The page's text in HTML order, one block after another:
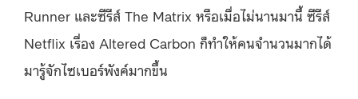
Runner และซีรีส์ The Matrix หรือเมื่อไม่นานมานี้ ซีรีส์
Netflix เรื่อง Altered Carbon ก็ทำให้คนจำนวนมากได้
มารู้จักไซเบอร์พังค์มากขึ้น